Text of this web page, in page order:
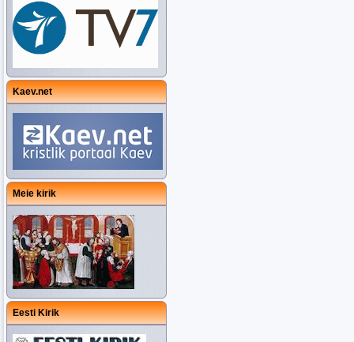
Kaev.net
Meie kirik
Eesti Kirik